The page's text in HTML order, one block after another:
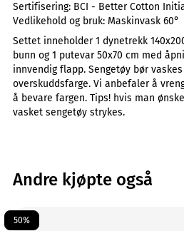
Sertifisering: BCI - Better Cotton
Vedlikehold og bruk: Maskinvask 60°
Settet inneholder 1 dynetrekk
bunn og 1 putevar 50x70 cm med
innvendig flapp. Sengetøy bør
overskuddsfarge. Vi anbefaler å
å bevare fargen. Tips! hvis man
vasket sengetøy strykes.
Andre kjøpte også
50%